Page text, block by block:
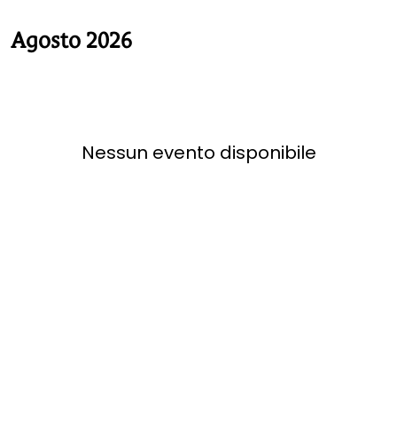
Agosto 2026
Nessun evento disponibile